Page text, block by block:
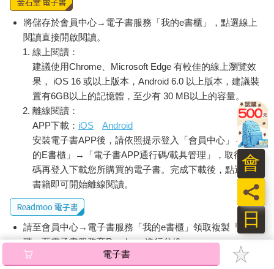
將儲存於會員中心→電子書服務「我的e書櫃」，點選線上
閱讀直接開啟閱讀。
線上閱讀：
建議使用Chrome、Microsoft Edge 有較佳的線上瀏覽效
果， iOS 16 或以上版本，Android 6.0 以上版本，建議裝
置有6GB以上的記憶體，至少有 30 MB以上的容量。
離線閱讀：
APP下載： iOS
Android
安裝電子書APP後，請依照提示登入「會員中心」→「我
的E書櫃」→「電子書APP通行碼/載具管理」，取得通行
碼再登入下載您所購買的電子書。完成下載後，點選任一
書籍即可開始離線閱讀。
請至會員中心→電子書服務「我的e書櫃」領取複製『兌換
碼』至電子書服務商Readmoo進行兌換。
退換貨須知：
電子書
日
員
會